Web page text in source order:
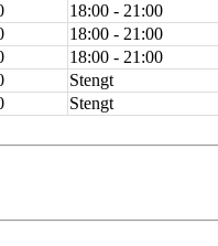
18:00 - 21:00
18:00 - 21:00
18:00 - 21:00
Stengt
Stengt